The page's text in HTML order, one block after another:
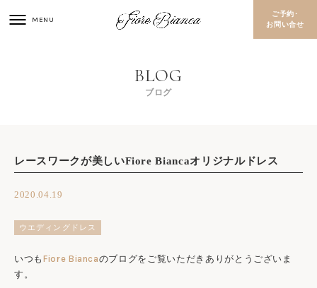
ご予約･
お問い合せ
ブログ
レースワークが美しいFiore Biancaオリジナルドレス
2020.04.19
ウエディングドレス
いつも Fiore Biancaのブログをご覧いただきありがとうございま
す。